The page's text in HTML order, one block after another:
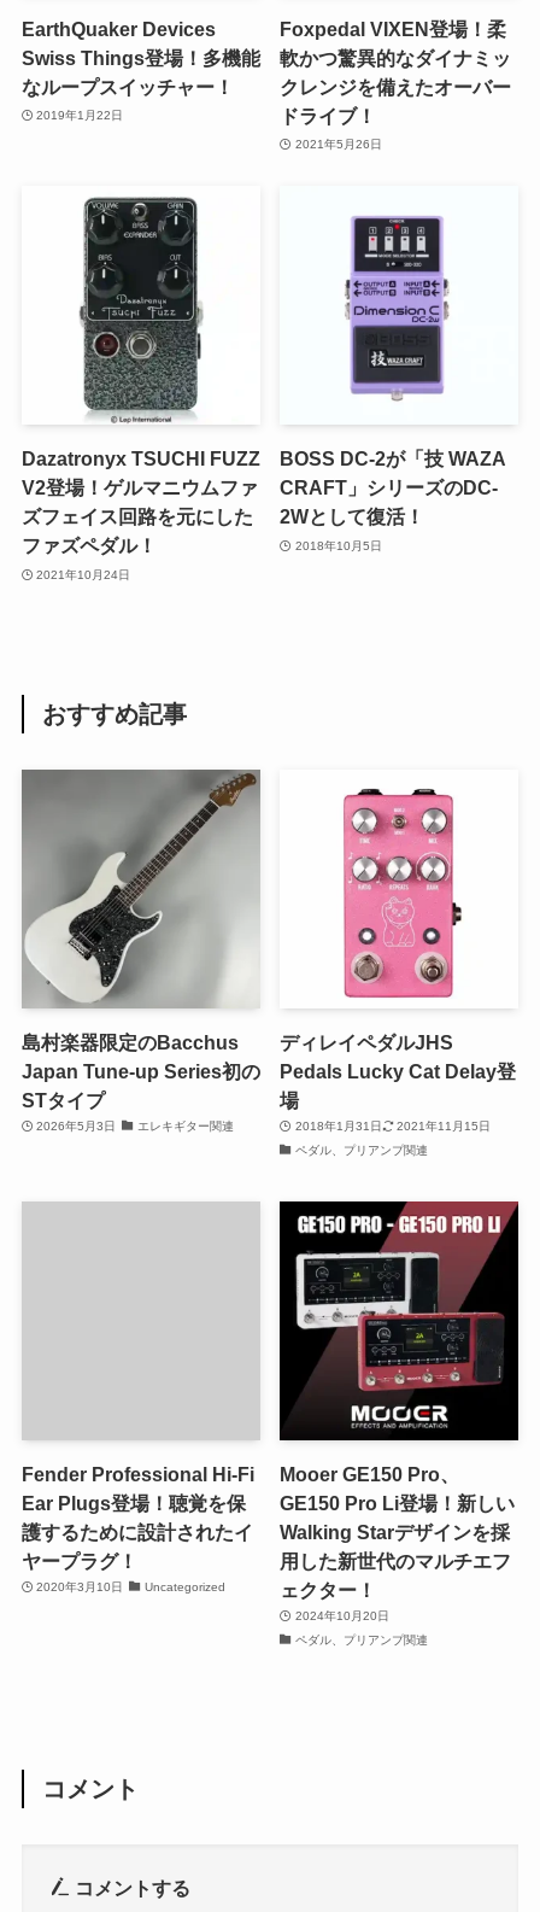
EarthQuaker Devices
Swiss Things登場！多機能
なループスイッチャー！
2019年1月22日
Foxpedal VIXEN登場！柔
軟かつ驚異的なダイナミッ
クレンジを備えたオーバー
ドライブ！
2021年5月26日
Dazatronyx TSUCHI FUZZ
V2登場！ゲルマニウムファ
ズフェイス回路を元にした
ファズペダル！
2021年10月24日
BOSS DC-2が「技 WAZA
CRAFT」シリーズのDC-
2Wとして復活！
2018年10月5日
おすすめ記事
島村楽器限定のBacchus
Japan Tune-up Series初の
STタイプ
2026年5月3日 エレキギター関連
ディレイペダルJHS
Pedals Lucky Cat Delay登
場
2018年1月31日
2021年11月15日
ペダル、プリアンプ関連
Fender Professional Hi-Fi
Ear Plugs登場！聴覚を保
護するために設計されたイ
ヤープラグ！
2020年3月10日 Uncategorized
Mooer GE150 Pro、
GE150 Pro Li登場！新しい
Walking Starデザインを採
用した新世代のマルチエフ
ェクター！
2024年10月20日
ペダル、プリアンプ関連
コメント
コメントする